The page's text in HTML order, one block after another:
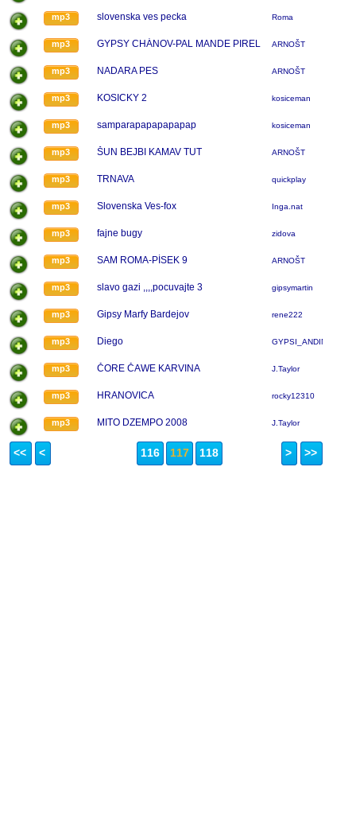
mp3 slovenska ves pecka Roma
mp3 GYPSY CHÁNOV-PAL MANDE PIREL ARNOŠT
mp3 NADARA PES ARNOŠT
mp3 KOSICKY 2 kosiceman
mp3 samparapapapapapap kosiceman
mp3 ŠUN BEJBI KAMAV TUT ARNOŠT
mp3 TRNAVA quickplay
mp3 Slovenska Ves-fox Inga.nat
mp3 fajne bugy zidova
mp3 SAM ROMA-PÍSEK 9 ARNOŠT
mp3 slavo gazi ,,,,pocuvajte 3 gipsymartin
mp3 Gipsy Marfy Bardejov rene222
mp3 Diego GYPSI_ANDINA
mp3 ČORE ČAWE KARVINA J.Taylor
mp3 HRANOVICA rocky12310
mp3 MITO DZEMPO 2008 J.Taylor
<< < 116 117 118 > >>